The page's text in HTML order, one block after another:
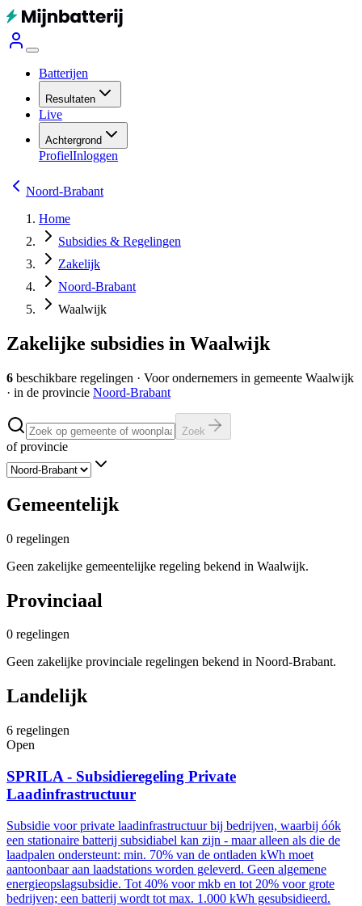
Batterijen
Resultaten
Live
Achtergrond
ProfielInloggen
Noord-Brabant
Home
Subsidies & Regelingen
Zakelijk
Noord-Brabant
Waalwijk
Zakelijke subsidies in Waalwijk
6 beschikbare regelingen · Voor ondernemers in gemeente Waalwijk
· in de provincie Noord-Brabant
Zoek
of provincie
Gemeentelijk
0 regelingen
Geen zakelijke gemeentelijke regeling bekend in Waalwijk.
Provinciaal
0 regelingen
Geen zakelijke provinciale regelingen bekend in Noord-Brabant.
Landelijk
6 regelingen
Open
SPRILA - Subsidieregeling Private
Laadinfrastructuur
Subsidie voor private laadinfrastructuur bij bedrijven, waarbij óók
een stationaire batterij subsidiabel kan zijn - maar alleen als die de
laadpalen ondersteunt: min. 70% van de ontladen kWh moet
aantoonbaar aan laadstations worden geleverd. Geen algemene
energieopslagsubsidie. Tot 40% voor mkb en tot 20% voor grote
bedrijven; een batterij wordt tot max. 1.000 kWh gesubsidieerd.